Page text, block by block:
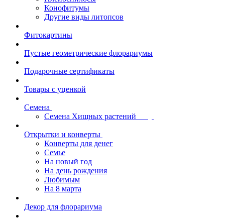
Конофитумы
Другие виды литопсов
Фитокартины
Пустые геометрические флорариумы
Подарочные сертификаты
Товары с уценкой
Семена
Семена Хищных растений
Открытки и конверты
Конверты для денег
Семье
На новый год
На день рождения
Любимым
На 8 марта
Декор для флорариума